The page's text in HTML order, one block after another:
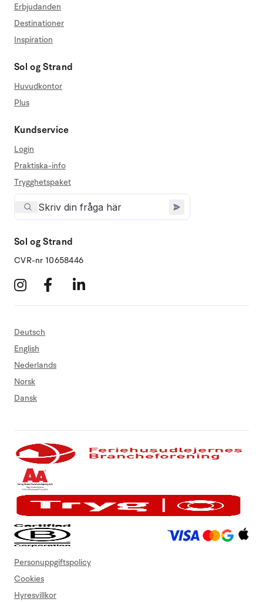
Erbjudanden
Destinationer
Inspiration
Sol og Strand
Huvudkontor
Plus
Kundservice
Login
Praktiska-info
Trygghetspaket
Sol og Strand
CVR-nr 10658446
Deutsch
English
Nederlands
Norsk
Dansk
Personuppgiftspolicy
Cookies
Hyresvillkor